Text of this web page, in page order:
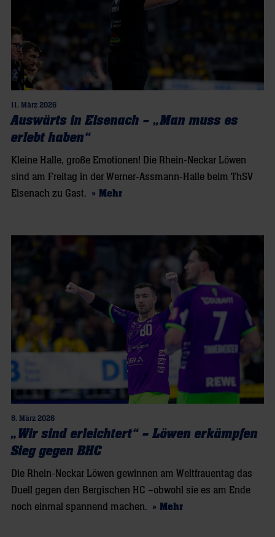
11. März 2026
Auswärts in Eisenach – „Man muss es
erlebt haben“
Kleine Halle, große Emotionen! Die Rhein-Neckar Löwen
sind am Freitag in der Werner-Assmann-Halle beim ThSV
Eisenach zu Gast. » Mehr
8. März 2026
„Wir sind erleichtert“ – Löwen erkämpfen
Sieg gegen BHC
Die Rhein-Neckar Löwen gewinnen am Weltfrauentag das
Duell gegen den Bergischen HC –obwohl sie es am Ende
noch einmal spannend machen. » Mehr